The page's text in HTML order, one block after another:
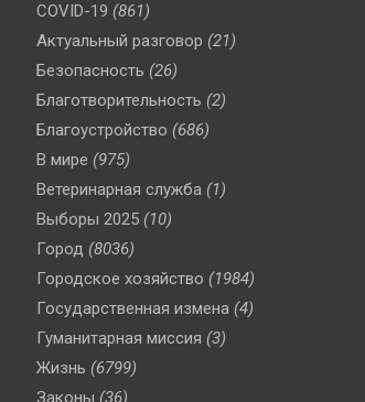
COVID-19 (861)
Актуальный разговор (21)
Безопасность (26)
Благотворительность (2)
Благоустройство (686)
В мире (975)
Ветеринарная служба (1)
Выборы 2025 (10)
Город (8036)
Городское хозяйство (1984)
Государственная измена (4)
Гуманитарная миссия (3)
Жизнь (6799)
Законы (36)